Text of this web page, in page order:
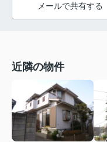
メールで共有する
近隣の物件